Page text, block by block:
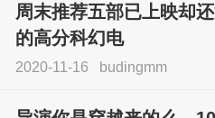
周末推荐五部已上映却
的高分科幻电
2020-11-16 budingmm